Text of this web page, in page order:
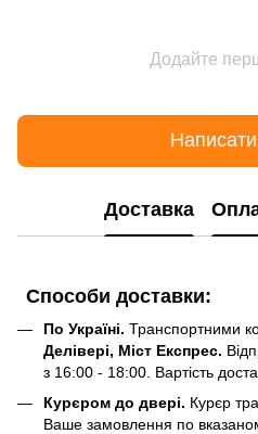
Додайте
Написати
Доставка
Способи доставки:
По Україні. Транспортними
Делівері, Міст Експрес.
з 16:00 - 18:00. Вартість
Курєром до двері. Курєр
Ваше замовлення по